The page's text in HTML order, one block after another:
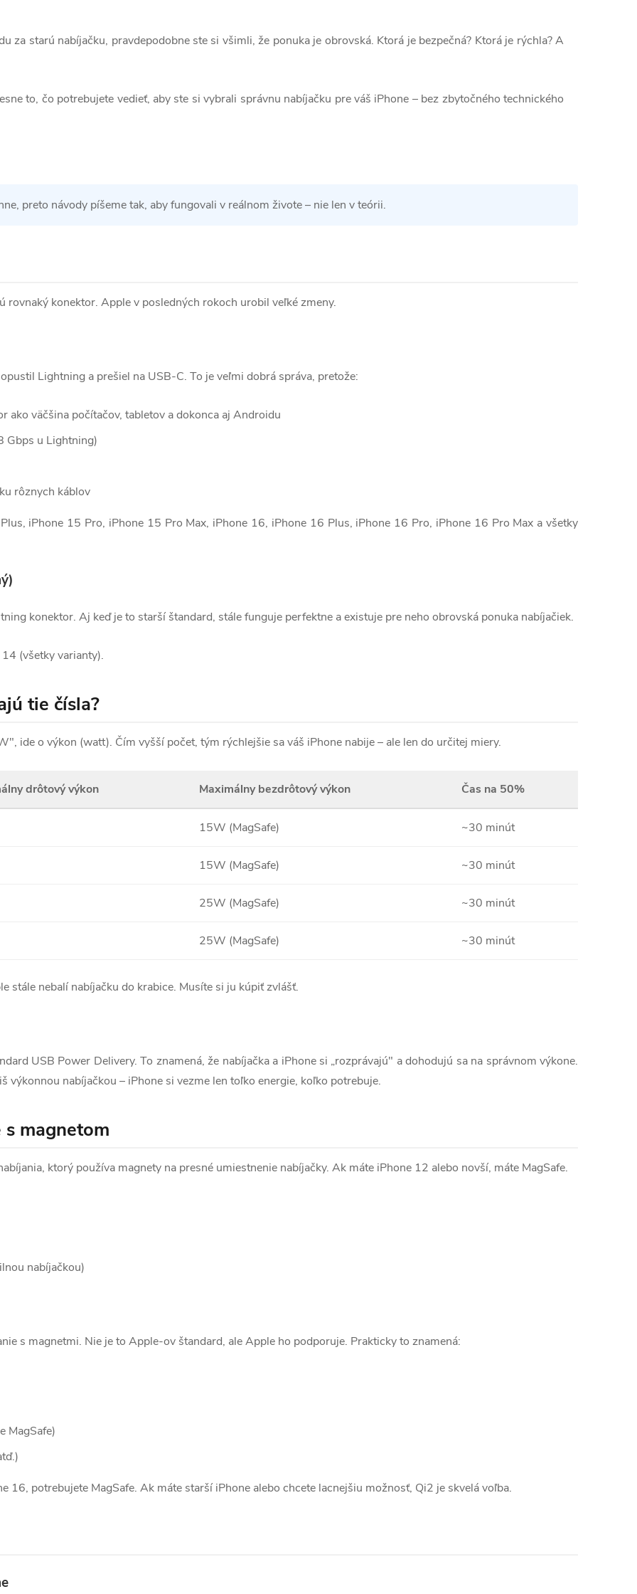
za starú nabíjačku, pravdepodobne ste si všimli, že ponuka je obrovská. Ktorá je bezpečná? Ktorá je rýchla? A
to, čo potrebujete vedieť, aby ste si vybrali správnu nabíjačku pre váš iPhone – bez zbytočného technického
preto návody píšeme tak, aby fungovali v reálnom živote – nie len v teórii.
rovnaký konektor. Apple v posledných rokoch urobil veľké zmeny.
Lightning a prešiel na USB-C. To je veľmi dobrá správa, pretože:
ako väčšina počítačov, tabletov a dokonca aj Androidu
Gbps u Lightning)
rôznych káblov
iPhone 15 Pro, iPhone 15 Pro Max, iPhone 16, iPhone 16 Plus, iPhone 16 Pro, iPhone 16 Pro Max a všetky
konektor. Aj keď je to starší štandard, stále funguje perfektne a existuje pre neho obrovská ponuka nabíjačiek.
(všetky varianty).
tie čísla?
ide o výkon (watt). Čím vyšší počet, tým rýchlejšie sa váš iPhone nabije – ale len do určitej miery.
drôtový výkon Maximálny bezdrôtový výkon Čas na 50%
15W (MagSafe) ~30 minút
15W (MagSafe) ~30 minút
25W (MagSafe) ~30 minút
25W (MagSafe) ~30 minút
nebalí nabíjačku do krabice. Musíte si ju kúpiť zvlášť.
USB Power Delivery. To znamená, že nabíjačka a iPhone si „rozprávajú" a dohodujú sa na správnom výkone.
výkonnou nabíjačkou – iPhone si vezme len toľko energie, koľko potrebuje.
magnetom
ktorý používa magnety na presné umiestnenie nabíjačky. Ak máte iPhone 12 alebo novší, máte MagSafe.
nabíjačkou)
s magnetmi. Nie je to Apple-ov štandard, ale Apple ho podporuje. Prakticky to znamená:
MagSafe)
16, potrebujete MagSafe. Ak máte starší iPhone alebo chcete lacnejšiu možnosť, Qi2 je skvelá voľba.